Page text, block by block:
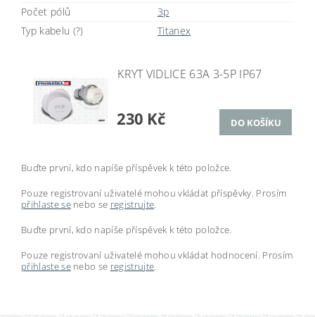
Počet pólů
3p
Typ kabelu (?)
Titanex
KRYT VIDLICE 63A 3-5P IP67
230 Kč
Buďte první, kdo napíše příspěvek k této položce.
Pouze registrovaní uživatelé mohou vkládat příspěvky. Prosím
přihlaste senebo se registrujte.
Buďte první, kdo napíše příspěvek k této položce.
Pouze registrovaní uživatelé mohou vkládat hodnocení. Prosím
přihlaste senebo se registrujte.